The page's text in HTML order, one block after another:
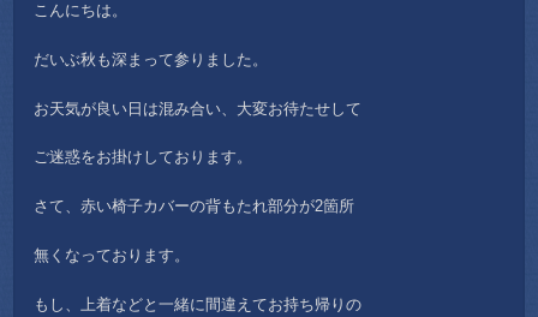
こんにちは。
だいぶ秋も深まって参りました。
お天気が良い日は混み合い、大変お待たせして
ご迷惑をお掛けしております。
さて、赤い椅子カバーの背もたれ部分が2箇所
無くなっております。
もし、上着などと一緒に間違えてお持ち帰りの